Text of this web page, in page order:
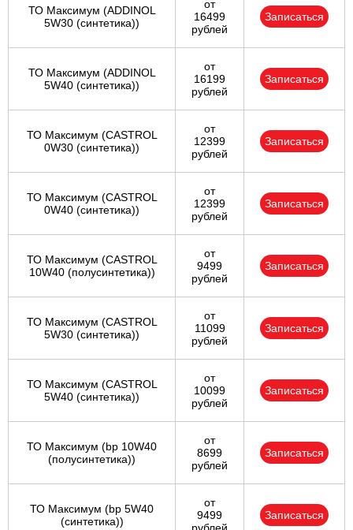
ТО Максимум (ADDINOL
5W30 (синтетика))
от
16499
рублей
Записаться
ТО Максимум (ADDINOL
5W40 (синтетика))
от
16199
рублей
Записаться
ТО Максимум (CASTROL
0W30 (синтетика))
от
12399
рублей
Записаться
ТО Максимум (CASTROL
0W40 (синтетика))
от
12399
рублей
Записаться
ТО Максимум (CASTROL
10W40 (полусинтетика))
от
9499
рублей
Записаться
ТО Максимум (CASTROL
5W30 (синтетика))
от
11099
рублей
Записаться
ТО Максимум (CASTROL
5W40 (синтетика))
от
10099
рублей
Записаться
ТО Максимум (bp 10W40
(полусинтетика))
от
8699
рублей
Записаться
ТО Максимум (bp 5W40
(синтетика))
от
9499
Записаться